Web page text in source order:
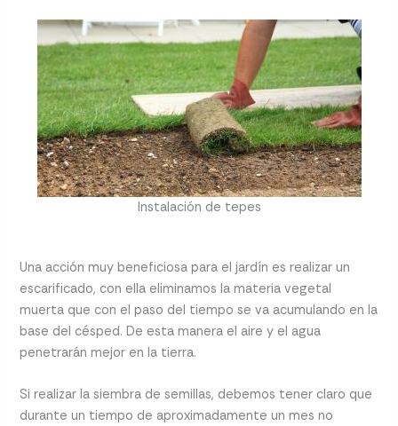
Instalación de tepes
Una acción muy beneficiosa para el jardín es realizar un
escarificado, con ella eliminamos la materia vegetal
muerta que con el paso del tiempo se va acumulando en la
base del césped. De esta manera el aire y el agua
penetrarán mejor en la tierra.
Si realizar la siembra de semillas, debemos tener claro que
durante un tiempo de aproximadamente un mes no